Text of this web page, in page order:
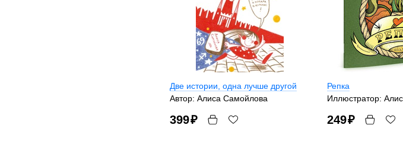
Две истории, одна лучше другой
Автор: Алиса Самойлова
399₽
Репка
Иллюстратор:
249₽